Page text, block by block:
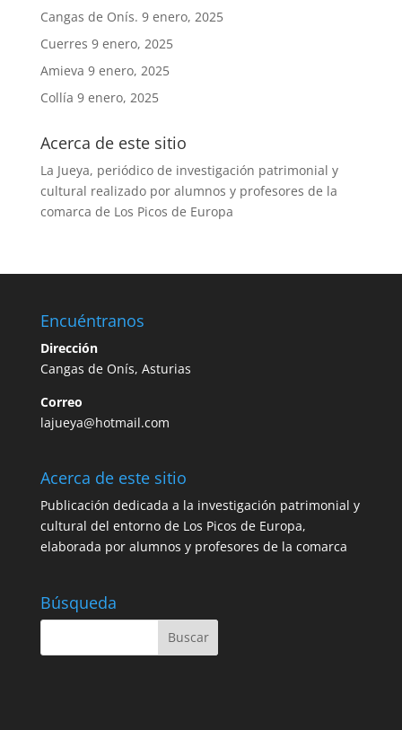
Cangas de Onís. 9 enero, 2025
Cuerres 9 enero, 2025
Amieva 9 enero, 2025
Collía 9 enero, 2025
Acerca de este sitio
La Jueya, periódico de investigación patrimonial y
cultural realizado por alumnos y profesores de la
comarca de Los Picos de Europa
Encuéntranos
Dirección
Cangas de Onís, Asturias
Correo
lajueya@hotmail.com
Acerca de este sitio
Publicación dedicada a la investigación patrimonial y
cultural del entorno de Los Picos de Europa,
elaborada por alumnos y profesores de la comarca
Búsqueda